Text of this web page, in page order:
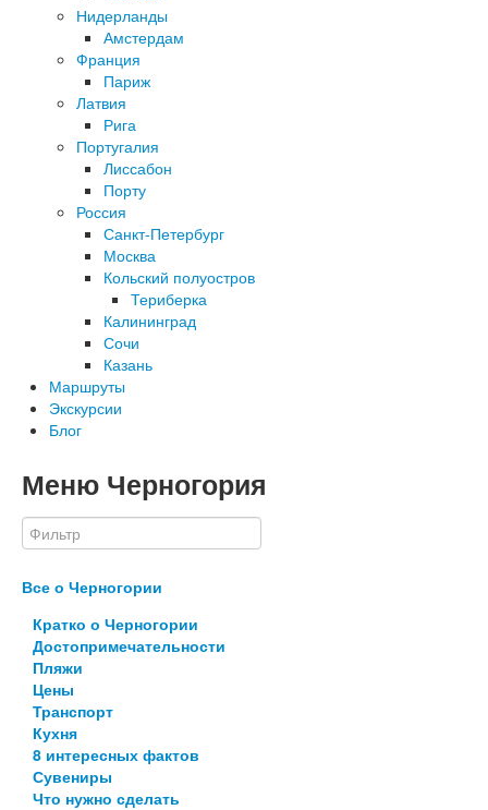
Нидерланды
Амстердам
Франция
Париж
Латвия
Рига
Португалия
Лиссабон
Порту
Россия
Санкт-Петербург
Москва
Кольский полуостров
Териберка
Калининград
Сочи
Казань
Маршруты
Экскурсии
Блог
Меню Черногория
Все о Черногории
Кратко о Черногории
Достопримечательности
Пляжи
Цены
Транспорт
Кухня
8 интересных фактов
Сувениры
Что нужно сделать